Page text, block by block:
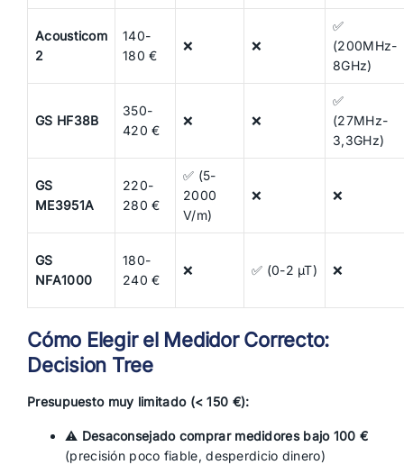
Acousticom
2
140-
180 €
❌ ❌
✅
(200MHz-
8GHz)
GS HF38B
350-
420 €
❌ ❌
✅
(27MHz-
3,3GHz)
GS
ME3951A
220-
280 €
✅ (5-
2000
V/m)
❌ ❌
GS
NFA1000
180-
240 €
❌ ✅ (0-2 µT) ❌
Cómo Elegir el Medidor Correcto:
Decision Tree
Presupuesto muy limitado (< 150 €):
⚠️ Desaconsejado comprar medidores bajo 100 €
(precisión poco fiable, desperdicio dinero)